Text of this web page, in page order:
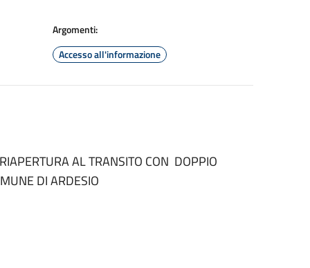
Argomenti:
Accesso all'informazione
AL TRANSITO CON DOPPIO
DI ARDESIO